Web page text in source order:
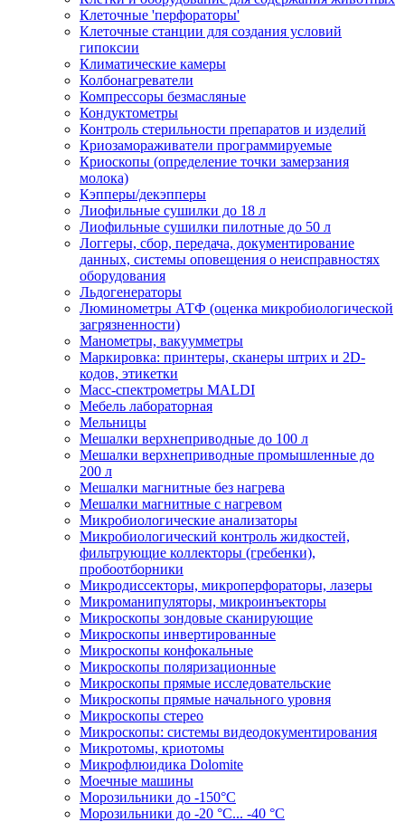
Клеточные 'перфораторы'
Клеточные станции для создания условий
гипоксии
Климатические камеры
Колбонагреватели
Компрессоры безмасляные
Кондуктометры
Контроль стерильности препаратов и изделий
Криозамораживатели программируемые
Криоскопы (определение точки замерзания
молока)
Кэпперы/декэпперы
Лиофильные сушилки до 18 л
Лиофильные сушилки пилотные до 50 л
Логгеры, сбор, передача, документирование
данных, системы оповещения о неисправностях
оборудования
Льдогенераторы
Люминометры АТФ (оценка микробиологической
загрязненности)
Манометры, вакуумметры
Маркировка: принтеры, сканеры штрих и 2D-
кодов, этикетки
Масс-спектрометры MALDI
Мебель лабораторная
Мельницы
Мешалки верхнеприводные до 100 л
Мешалки верхнеприводные промышленные до
200 л
Мешалки магнитные без нагрева
Мешалки магнитные с нагревом
Микробиологические анализаторы
Микробиологический контроль жидкостей,
фильтрующие коллекторы (гребенки),
пробоотборники
Микродиссекторы, микроперфораторы, лазеры
Микроманипуляторы, микроинъекторы
Микроскопы зондовые сканирующие
Микроскопы инвертированные
Микроскопы конфокальные
Микроскопы поляризационные
Микроскопы прямые исследовательские
Микроскопы прямые начального уровня
Микроскопы стерео
Микроскопы: системы видеодокументирования
Микротомы, криотомы
Микрофлюидика Dolomite
Моечные машины
Морозильники до -150°С
Морозильники до -20 °C... -40 °C